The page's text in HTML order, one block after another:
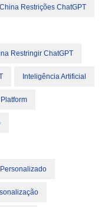
China Restrições ChatGPT
Restringir ChatGPT
Inteligência Artificial